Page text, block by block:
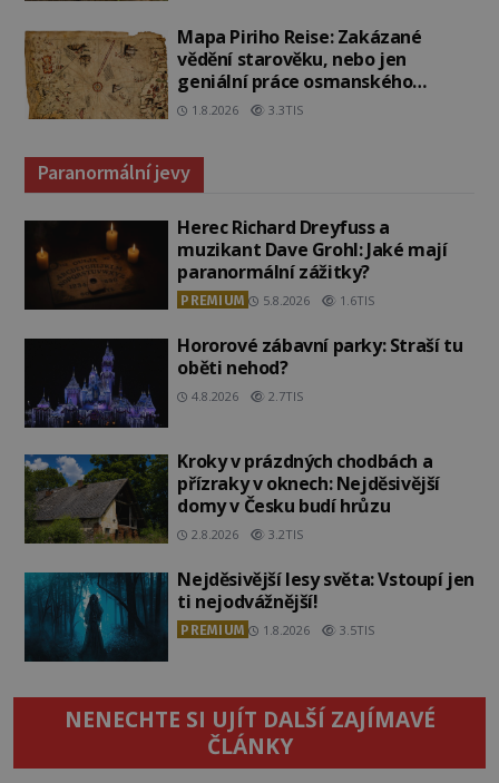
Mapa Piriho Reise: Zakázané
vědění starověku, nebo jen
geniální práce osmanského
admirála?
1.8.2026 3.3TIS
Paranormální jevy
Herec Richard Dreyfuss a
muzikant Dave Grohl: Jaké mají
paranormální zážitky?
PREMIUM 5.8.2026 1.6TIS
Hororové zábavní parky: Straší tu
oběti nehod?
4.8.2026 2.7TIS
Kroky v prázdných chodbách a
přízraky v oknech: Nejděsivější
domy v Česku budí hrůzu
2.8.2026 3.2TIS
Nejděsivější lesy světa: Vstoupí jen
ti nejodvážnější!
PREMIUM 1.8.2026 3.5TIS
NENECHTE SI UJÍT DALŠÍ ZAJÍMAVÉ
ČLÁNKY